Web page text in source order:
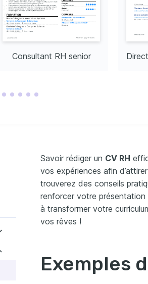
Compétent
l'Institut de Formation
Consultant RH senior
Savoir rédiger un CV RH
vos expériences afin
trouverez des conseils
renforcer votre présentation
à transformer votre
vos rêves !
Exemples